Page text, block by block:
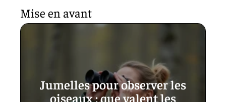
Mise en avant
Jumelles pour observer les
oiseaux : que valent les